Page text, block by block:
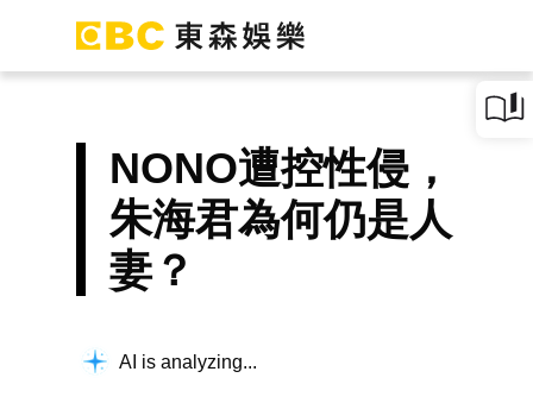
NONO遭控性侵，
朱海君為何仍是人
妻？
AI is analyzing...